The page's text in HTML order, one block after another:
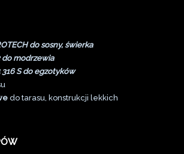
do sosny, świerka
do modrzewia
316 S do egzotyków
do tarasu, konstrukcji lekkich